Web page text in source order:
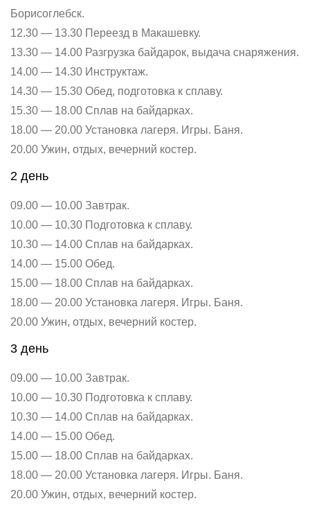
Борисоглебск.
12.30 — 13.30 Переезд в Макашевку.
13.30 — 14.00 Разгрузка байдарок, выдача снаряжения.
14.00 — 14.30 Инструктаж.
14.30 — 15.30 Обед, подготовка к сплаву.
15.30 — 18.00 Сплав на байдарках.
18.00 — 20.00 Установка лагеря. Игры. Баня.
20.00 Ужин, отдых, вечерний костер.
2 день
09.00 — 10.00 Завтрак.
10.00 — 10.30 Подготовка к сплаву.
10.30 — 14.00 Сплав на байдарках.
14.00 — 15.00 Обед.
15.00 — 18.00 Сплав на байдарках.
18.00 — 20.00 Установка лагеря. Игры. Баня.
20.00 Ужин, отдых, вечерний костер.
3 день
09.00 — 10.00 Завтрак.
10.00 — 10.30 Подготовка к сплаву.
10.30 — 14.00 Сплав на байдарках.
14.00 — 15.00 Обед.
15.00 — 18.00 Сплав на байдарках.
18.00 — 20.00 Установка лагеря. Игры. Баня.
20.00 Ужин, отдых, вечерний костер.